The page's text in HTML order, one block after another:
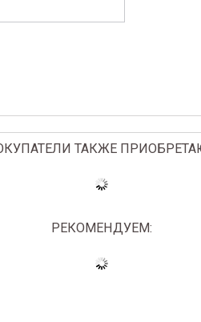
ТАКЖЕ
РЕКОМЕНДУЕМ: